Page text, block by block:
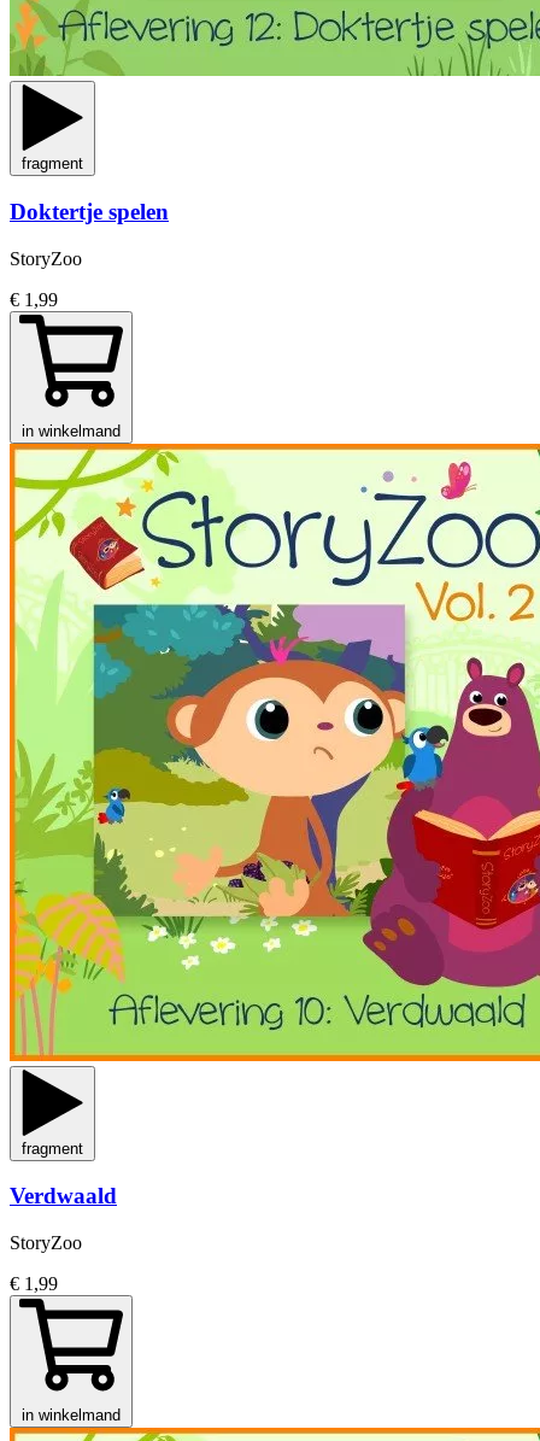
fragment
Doktertje spelen
StoryZoo
€ 1,99
in winkelmand
fragment
Verdwaald
StoryZoo
€ 1,99
in winkelmand